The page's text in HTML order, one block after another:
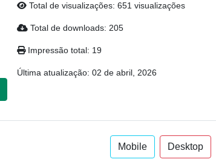
Total de visualizações: 651 visualizações
Total de downloads: 205
Impressão total: 19
Última atualização: 02 de abril, 2026
Mobile Desktop